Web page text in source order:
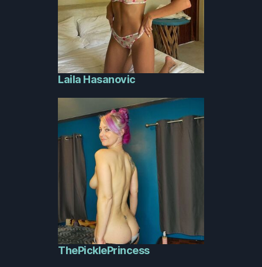
Laila Hasanovic
ThePicklePrincess